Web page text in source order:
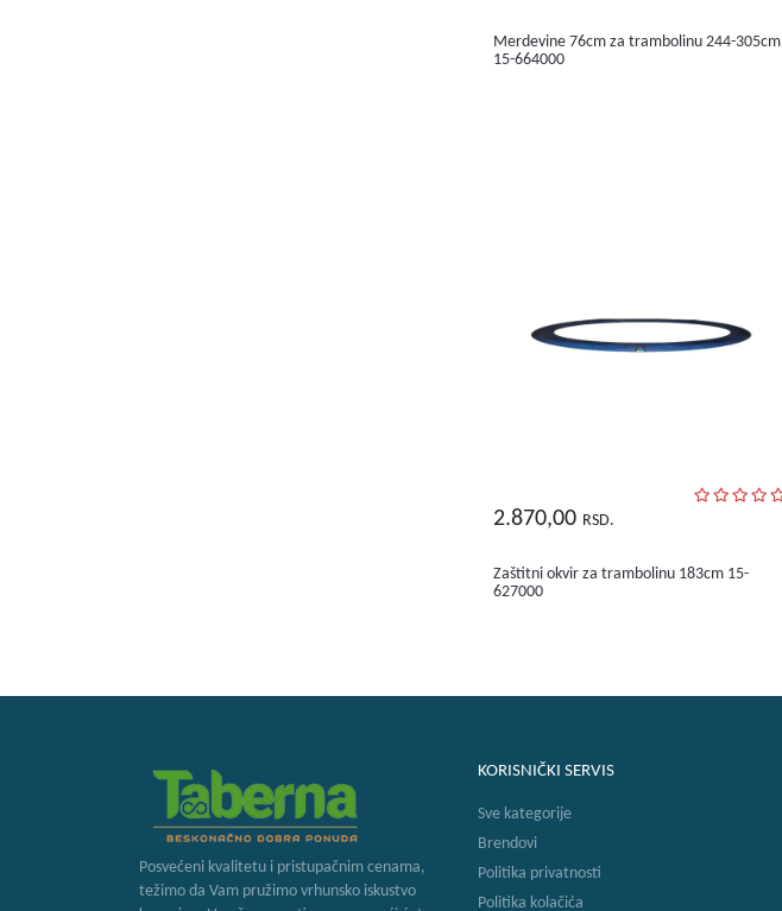
Merdevine 76cm za trambolinu 244-305cm
15-664000
2.870,00 RSD.
Zaštitni okvir za trambolinu 183cm 15-
627000
Posvećeni kvalitetu i pristupačnim cenama,
težimo da Vam pružimo vrhunsko iskustvo
KORISNIČKI SERVIS
Sve kategorije
Brendovi
Politika privatnosti
Politika kolačića